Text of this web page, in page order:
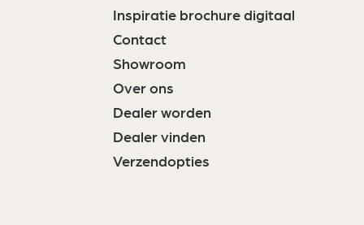
Inspiratie brochure digitaal
Contact
Showroom
Over ons
Dealer worden
Dealer vinden
Verzendopties